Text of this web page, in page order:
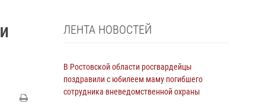
ЛЕНТА НОВОСТЕЙ
В Ростовской области росгвардейцы
поздравили с юбилеем маму погибшего
сотрудника вневедомственной охраны